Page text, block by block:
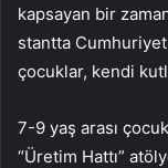
kapsayan bir
stantta Cumhuriyet
çocuklar, kendi
7-9 yaş arası
“Üretim Hattı”